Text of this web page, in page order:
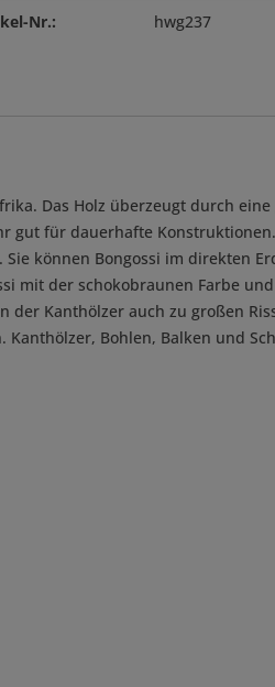
Nr.: hwg237
Das Holz überzeugt durch eine
gut für dauerhafte
können Bongossi im direkten
mit der schokobraunen Farbe
Kanthölzer auch zu großen
Bohlen, Balken und